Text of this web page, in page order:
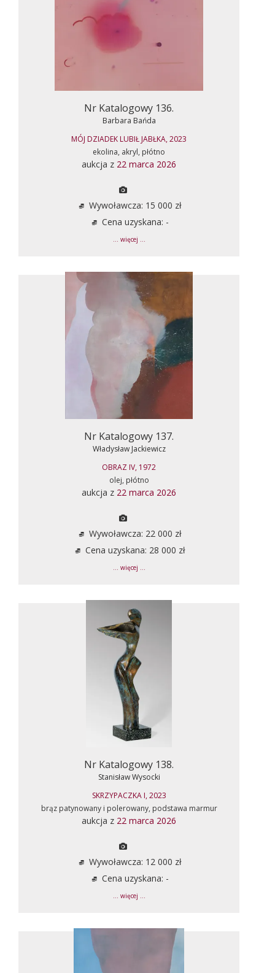
Nr Katalogowy 136.
Barbara Bańda
MÓJ DZIADEK LUBIŁ JABŁKA, 2023
ekolina, akryl, płótno
aukcja z 22 marca 2026
Wywoławcza: 15 000 zł
Cena uzyskana: -
... więcej ...
Nr Katalogowy 137.
Władysław Jackiewicz
OBRAZ IV, 1972
olej, płótno
aukcja z 22 marca 2026
Wywoławcza: 22 000 zł
Cena uzyskana: 28 000 zł
... więcej ...
Nr Katalogowy 138.
Stanisław Wysocki
SKRZYPACZKA I, 2023
brąz patynowany i polerowany, podstawa marmur
aukcja z 22 marca 2026
Wywoławcza: 12 000 zł
Cena uzyskana: -
... więcej ...